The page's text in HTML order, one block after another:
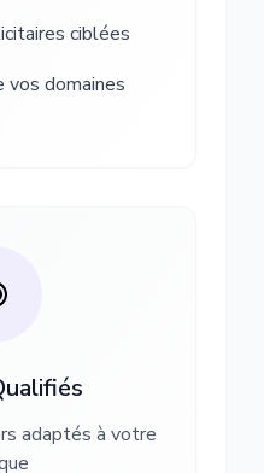
ciblées
vos domaines
adaptés à votre